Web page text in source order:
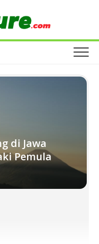
di Jawa
Pemula